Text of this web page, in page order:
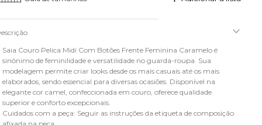
Saia Couro Pelica Midi Com Botões Frente Feminina Caramelo é
sinônimo de feminilidade e versatilidade no guarda-roupa. Sua
modelagem permite criar looks desde os mais casuais até os mais
elaborados, sendo essencial para diversas ocasiões. Disponível na
elegante cor camel, confeccionada em couro, oferece qualidade
superior e conforto excepcionais.
Cuidados com a peça: Seguir as instruções da etiqueta de composição